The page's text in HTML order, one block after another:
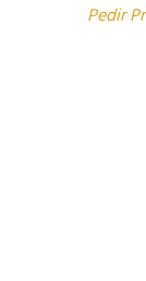
Pedir